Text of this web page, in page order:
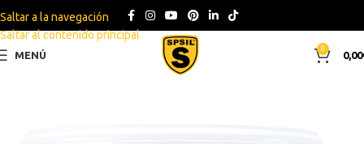
Saltar a la navegación
Saltar al contenido principal
MENÚ
0
0,00